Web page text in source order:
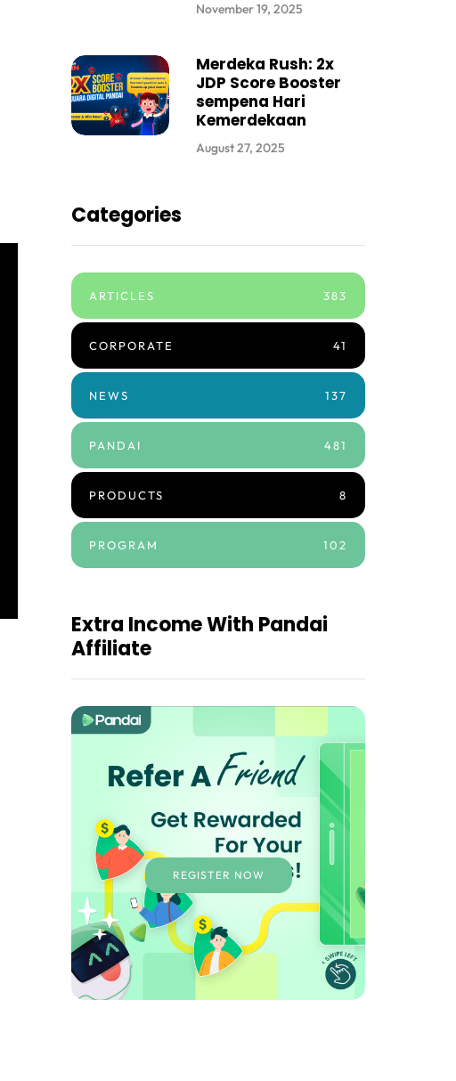
November 19, 2025
Merdeka Rush: 2x
JDP Score Booster
sempena Hari
Kemerdekaan
August 27, 2025
Categories
ARTICLES 383
CORPORATE 41
NEWS 137
PANDAI 481
PRODUCTS 8
PROGRAM 102
Extra Income With Pandai
Affiliate
REGISTER NOW